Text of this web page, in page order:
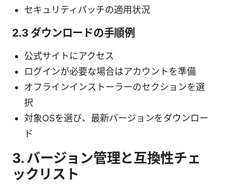
セキュリティパッチの適用状況
2.3 ダウンロードの手順例
公式サイトにアクセス
ログインが必要な場合はアカウントを準備
オフラインインストーラーのセクションを選
択
対象OSを選び、最新バージョンをダウンロー
ド
3. バージョン管理と互換性チェ
ックリスト